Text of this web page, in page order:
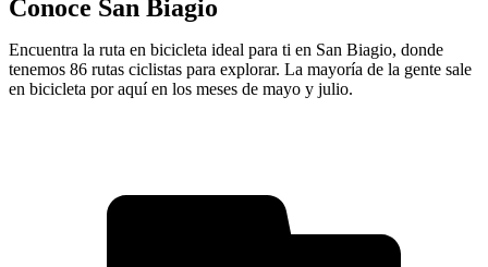
Conoce San Biagio
Encuentra la ruta en bicicleta ideal para ti en San Biagio, donde
tenemos 86 rutas ciclistas para explorar. La mayoría de la gente sale
en bicicleta por aquí en los meses de mayo y julio.